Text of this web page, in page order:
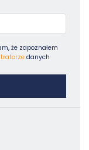
że zapoznałem
danych